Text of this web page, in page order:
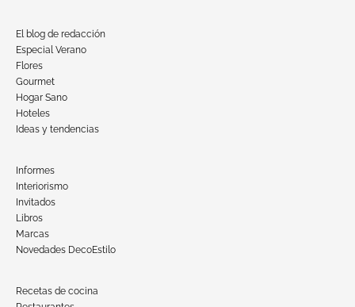
El blog de redacción
Especial Verano
Flores
Gourmet
Hogar Sano
Hoteles
Ideas y tendencias
Informes
Interiorismo
Invitados
Libros
Marcas
Novedades DecoEstilo
Recetas de cocina